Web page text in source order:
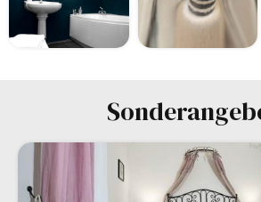
-10%